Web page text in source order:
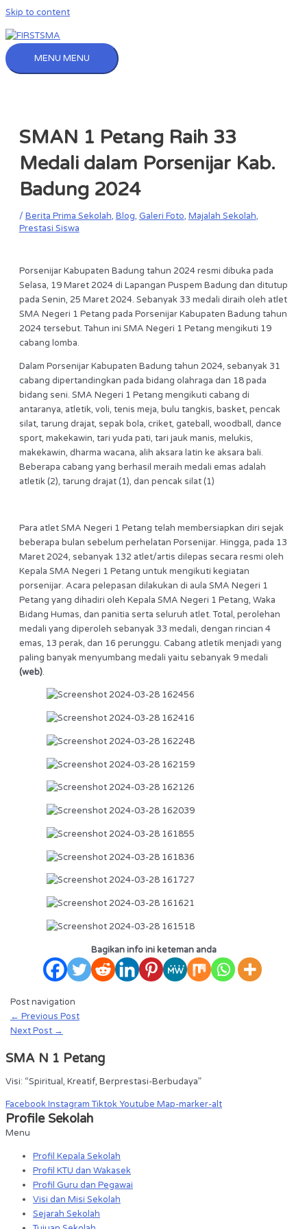
Skip to content
MENU MENU
SMAN 1 Petang Raih 33
Medali dalam Porsenijar Kab.
Badung 2024
/ Berita Prima Sekolah, Blog, Galeri Foto, Majalah Sekolah,
Prestasi Siswa
Porsenijar Kabupaten Badung tahun 2024 resmi dibuka pada
Selasa, 19 Maret 2024 di Lapangan Puspem Badung dan ditutup
pada Senin, 25 Maret 2024. Sebanyak 33 medali diraih oleh atlet
SMA Negeri 1 Petang pada Porsenijar Kabupaten Badung tahun
2024 tersebut. Tahun ini SMA Negeri 1 Petang mengikuti 19
cabang lomba.
Dalam Porsenijar Kabupaten Badung tahun 2024, sebanyak 31
cabang dipertandingkan pada bidang olahraga dan 18 pada
bidang seni. SMA Negeri 1 Petang mengikuti cabang di
antaranya, atletik, voli, tenis meja, bulu tangkis, basket, pencak
silat, tarung drajat, sepak bola, criket, gateball, woodball, dance
sport, makekawin, tari yuda pati, tari jauk manis, melukis,
makekawin, dharma wacana, alih aksara latin ke aksara bali.
Beberapa cabang yang berhasil meraih medali emas adalah
atletik (2), tarung drajat (1), dan pencak silat (1)
Para atlet SMA Negeri 1 Petang telah membersiapkan diri sejak
beberapa bulan sebelum perhelatan Porsenijar. Hingga, pada 13
Maret 2024, sebanyak 132 atlet/artis dilepas secara resmi oleh
Kepala SMA Negeri 1 Petang untuk mengikuti kegiatan
porsenijar. Acara pelepasan dilakukan di aula SMA Negeri 1
Petang yang dihadiri oleh Kepala SMA Negeri 1 Petang, Waka
Bidang Humas, dan panitia serta seluruh atlet. Total, perolehan
medali yang diperoleh sebanyak 33 medali, dengan rincian 4
emas, 13 perak, dan 16 perunggu. Cabang atletik menjadi yang
paling banyak menyumbang medali yaitu sebanyak 9 medali
(web).
Bagikan info ini keteman anda
Post navigation
← Previous Post
Next Post →
SMA N 1 Petang
Visi: “Spiritual, Kreatif, Berprestasi-Berbudaya”
FacebookInstagram TiktokYoutube Map-marker-alt
Profile Sekolah
Menu
Profil Kepala Sekolah
Profil KTU dan Wakasek
Profil Guru dan Pegawai
Visi dan Misi Sekolah
Sejarah Sekolah